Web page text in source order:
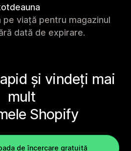
pe viață pentru magazinul
dată de expirare.
și vindeți mai
mult
Shopify
de încercare gratuită